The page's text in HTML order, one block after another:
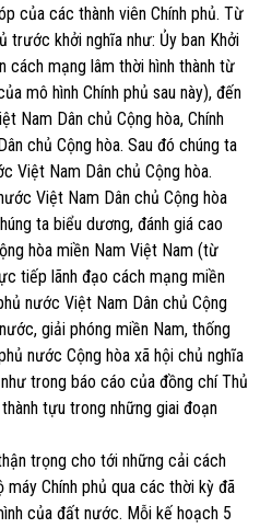
của các thành viên Chính phủ. Từ
trước khởi nghĩa như: Ủy ban Khởi
cách mạng lâm thời hình thành từ
mô hình Chính phủ sau này), đến
Nam Dân chủ Cộng hòa, Chính
chủ Cộng hòa. Sau đó chúng ta
Việt Nam Dân chủ Cộng hòa.
Việt Nam Dân chủ Cộng hòa
ta biểu dương, đánh giá cao
hòa miền Nam Việt Nam (từ
tiếp lãnh đạo cách mạng miền
nước Việt Nam Dân chủ Cộng
giải phóng miền Nam, thống
nước Cộng hòa xã hội chủ nghĩa
trong báo cáo của đồng chí Thủ
tựu trong những giai đoạn
trọng cho tới những cải cách
Chính phủ qua các thời kỳ đã
của đất nước. Mỗi kế hoạch 5